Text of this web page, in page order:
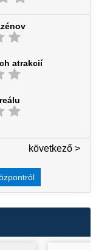
atrakcií
következő >